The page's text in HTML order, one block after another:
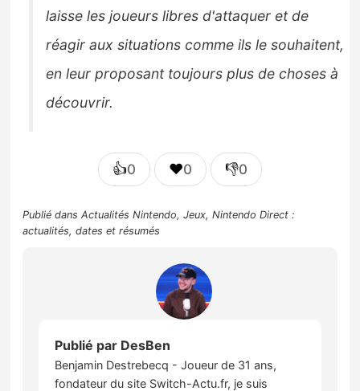
laisse les joueurs libres d'attaquer et de
réagir aux situations comme ils le souhaitent,
en leur proposant toujours plus de choses à
découvrir.
👍0 ❤️0 👎0
Publié dansActualités Nintendo,Jeux,Nintendo Direct :
actualités, dates et résumés
Publié par DesBen
Benjamin Destrebecq - Joueur de 31 ans,
fondateur du site Switch-Actu.fr, je suis